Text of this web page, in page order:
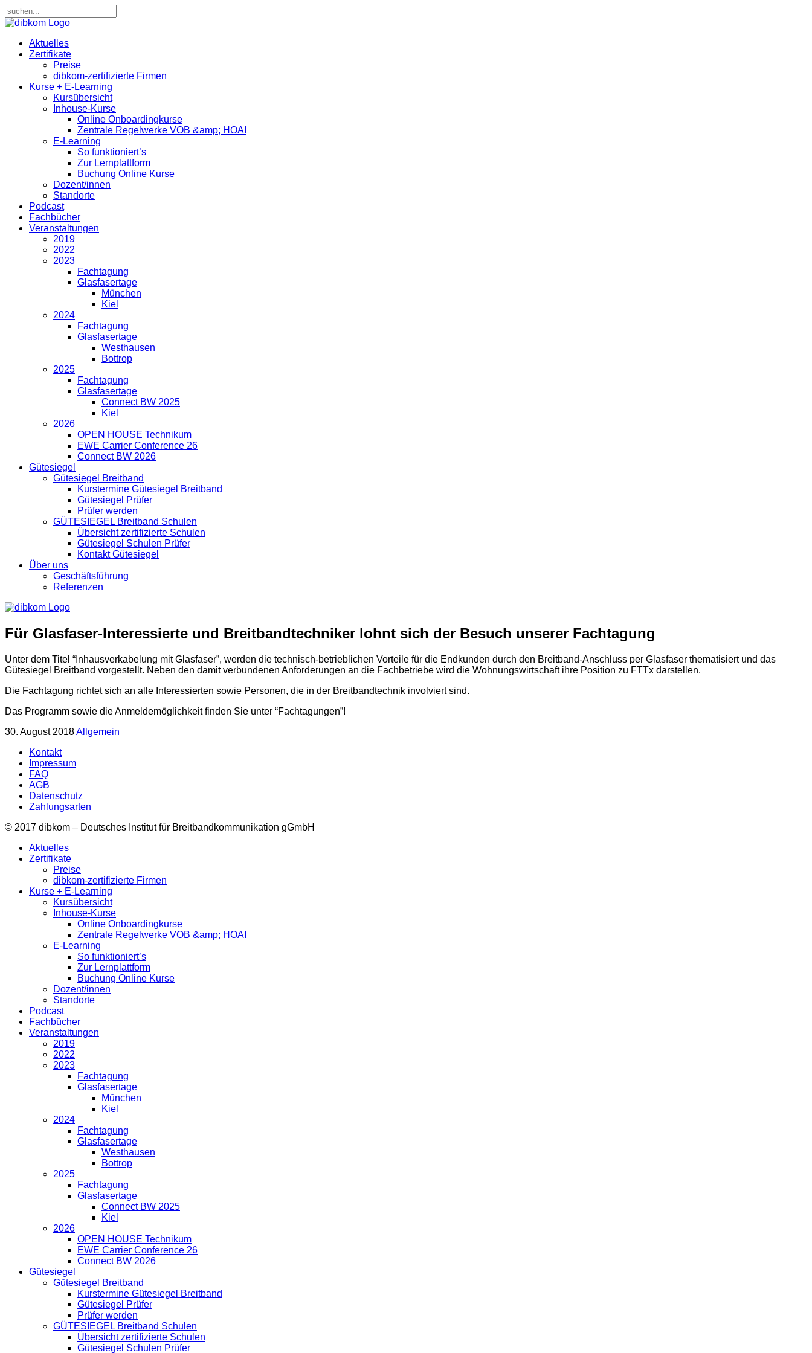
Aktuelles
Zertifikate
Preise
dibkom-zertifizierte Firmen
Kurse + E-Learning
Kursübersicht
Inhouse-Kurse
Online Onboardingkurse
Zentrale Regelwerke VOB &amp; HOAI
E-Learning
So funktioniert’s
Zur Lernplattform
Buchung Online Kurse
Dozent/innen
Standorte
Podcast
Fachbücher
Veranstaltungen
2019
2022
2023
Fachtagung
Glasfasertage
München
Kiel
2024
Fachtagung
Glasfasertage
Westhausen
Bottrop
2025
Fachtagung
Glasfasertage
Connect BW 2025
Kiel
2026
OPEN HOUSE Technikum
EWE Carrier Conference 26
Connect BW 2026
Gütesiegel
Gütesiegel Breitband
Kurstermine Gütesiegel Breitband
Gütesiegel Prüfer
Prüfer werden
GÜTESIEGEL Breitband Schulen
Übersicht zertifizierte Schulen
Gütesiegel Schulen Prüfer
Kontakt Gütesiegel
Über uns
Geschäftsführung
Referenzen
Für Glasfaser-Interessierte und Breitbandtechniker lohnt sich der Besuch unserer Fachtagung
Unter dem Titel “Inhausverkabelung mit Glasfaser”, werden die technisch-betrieblichen Vorteile für die Endkunden durch den Breitband-Anschluss per Glasfaser thematisiert und das
Gütesiegel Breitband vorgestellt. Neben den damit verbundenen Anforderungen an die Fachbetriebe wird die Wohnungswirtschaft ihre Position zu FTTx darstellen.
Die Fachtagung richtet sich an alle Interessierten sowie Personen, die in der Breitbandtechnik involviert sind.
Das Programm sowie die Anmeldemöglichkeit finden Sie unter “Fachtagungen”!
30. August 2018Allgemein
Kontakt
Impressum
FAQ
AGB
Datenschutz
Zahlungsarten
© 2017 dibkom – Deutsches Institut für Breitbandkommunikation gGmbH
Aktuelles
Zertifikate
Preise
dibkom-zertifizierte Firmen
Kurse + E-Learning
Kursübersicht
Inhouse-Kurse
Online Onboardingkurse
Zentrale Regelwerke VOB &amp; HOAI
E-Learning
So funktioniert’s
Zur Lernplattform
Buchung Online Kurse
Dozent/innen
Standorte
Podcast
Fachbücher
Veranstaltungen
2019
2022
2023
Fachtagung
Glasfasertage
München
Kiel
2024
Fachtagung
Glasfasertage
Westhausen
Bottrop
2025
Fachtagung
Glasfasertage
Connect BW 2025
Kiel
2026
OPEN HOUSE Technikum
EWE Carrier Conference 26
Connect BW 2026
Gütesiegel
Gütesiegel Breitband
Kurstermine Gütesiegel Breitband
Gütesiegel Prüfer
Prüfer werden
GÜTESIEGEL Breitband Schulen
Übersicht zertifizierte Schulen
Gütesiegel Schulen Prüfer